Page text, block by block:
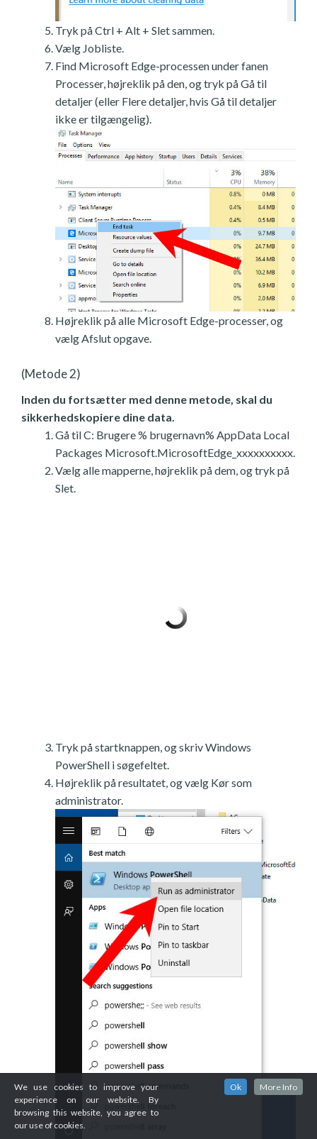
Tryk på Ctrl + Alt + Slet sammen.
Vælg Jobliste.
Find Microsoft Edge-processen under fanen
Processer, højreklik på den, og tryk på Gå til
detaljer (eller Flere detaljer, hvis Gå til detaljer
ikke er tilgængelig).
Højreklik på alle Microsoft Edge-processer, og
vælg Afslut opgave.
(Metode 2)
Inden du fortsætter med denne metode, skal du
sikkerhedskopiere dine data.
Gå til C: Brugere % brugernavn% AppData Local
Packages Microsoft.MicrosoftEdge_xxxxxxxxxx.
Vælg alle mapperne, højreklik på dem, og tryk på
Slet.
Tryk på startknappen, og skriv Windows
PowerShell i søgefeltet.
Højreklik på resultatet, og vælg Kør som
administrator.
We use cookies to improve your
experience on our website. By
browsing this website, you agree to
our use of cookies.
Ok More Info